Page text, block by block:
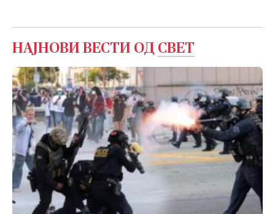
НАЈНОВИ ВЕСТИ ОД СВЕТ